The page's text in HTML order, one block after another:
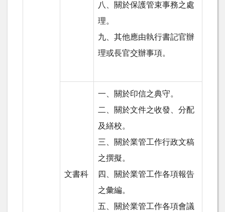
八、關於保護管束事務之處
理。
九、其他應由執行書記官辦
理或長官交辦事項。
文書科
一、關於印信之典守。
二、關於文件之收發、分配
及繕校。
三、關於業管工作行政文稿
之撰擬。
四、關於業管工作各項報告
之彙編。
五、關於業管工作各項會議